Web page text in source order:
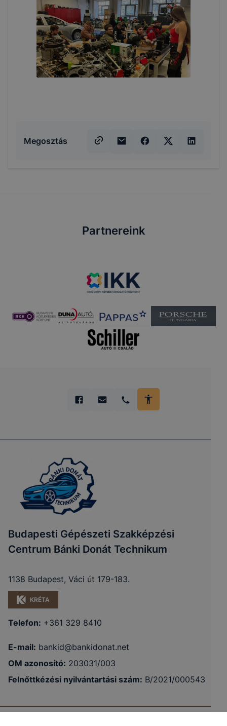
Megosztás
Partnereink
Budapesti Gépészeti Szakképzési
Centrum Bánki Donát Technikum
1138 Budapest, Váci út 179-183.
KRÉTA
Telefon: +361 329 8410
E-mail: bankid@bankidonat.net
OM azonosító: 203031/003
Felnőttkézési nyilvántartási szám: B/2021/000543